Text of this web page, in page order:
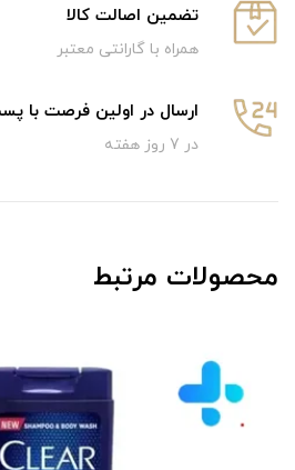
تضمین اصالت کالا
همراه با گارانتی معتبر
ارسال در اولین فرصت با
در 7 روز هفته
محصولات مرتبط